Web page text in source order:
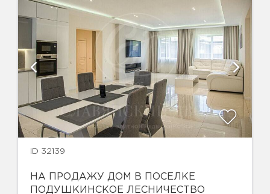
ID 32139
НА ПРОДАЖУ ДОМ В ПОСЕЛКЕ
ПОДУШКИНСКОЕ ЛЕСНИЧЕСТВО